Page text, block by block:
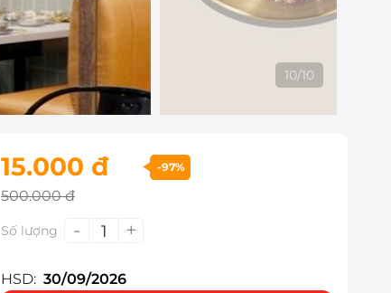
1/10
15.000 đ -97%
500.000 đ
Số lượng - 1 +
HSD: 30/09/2026